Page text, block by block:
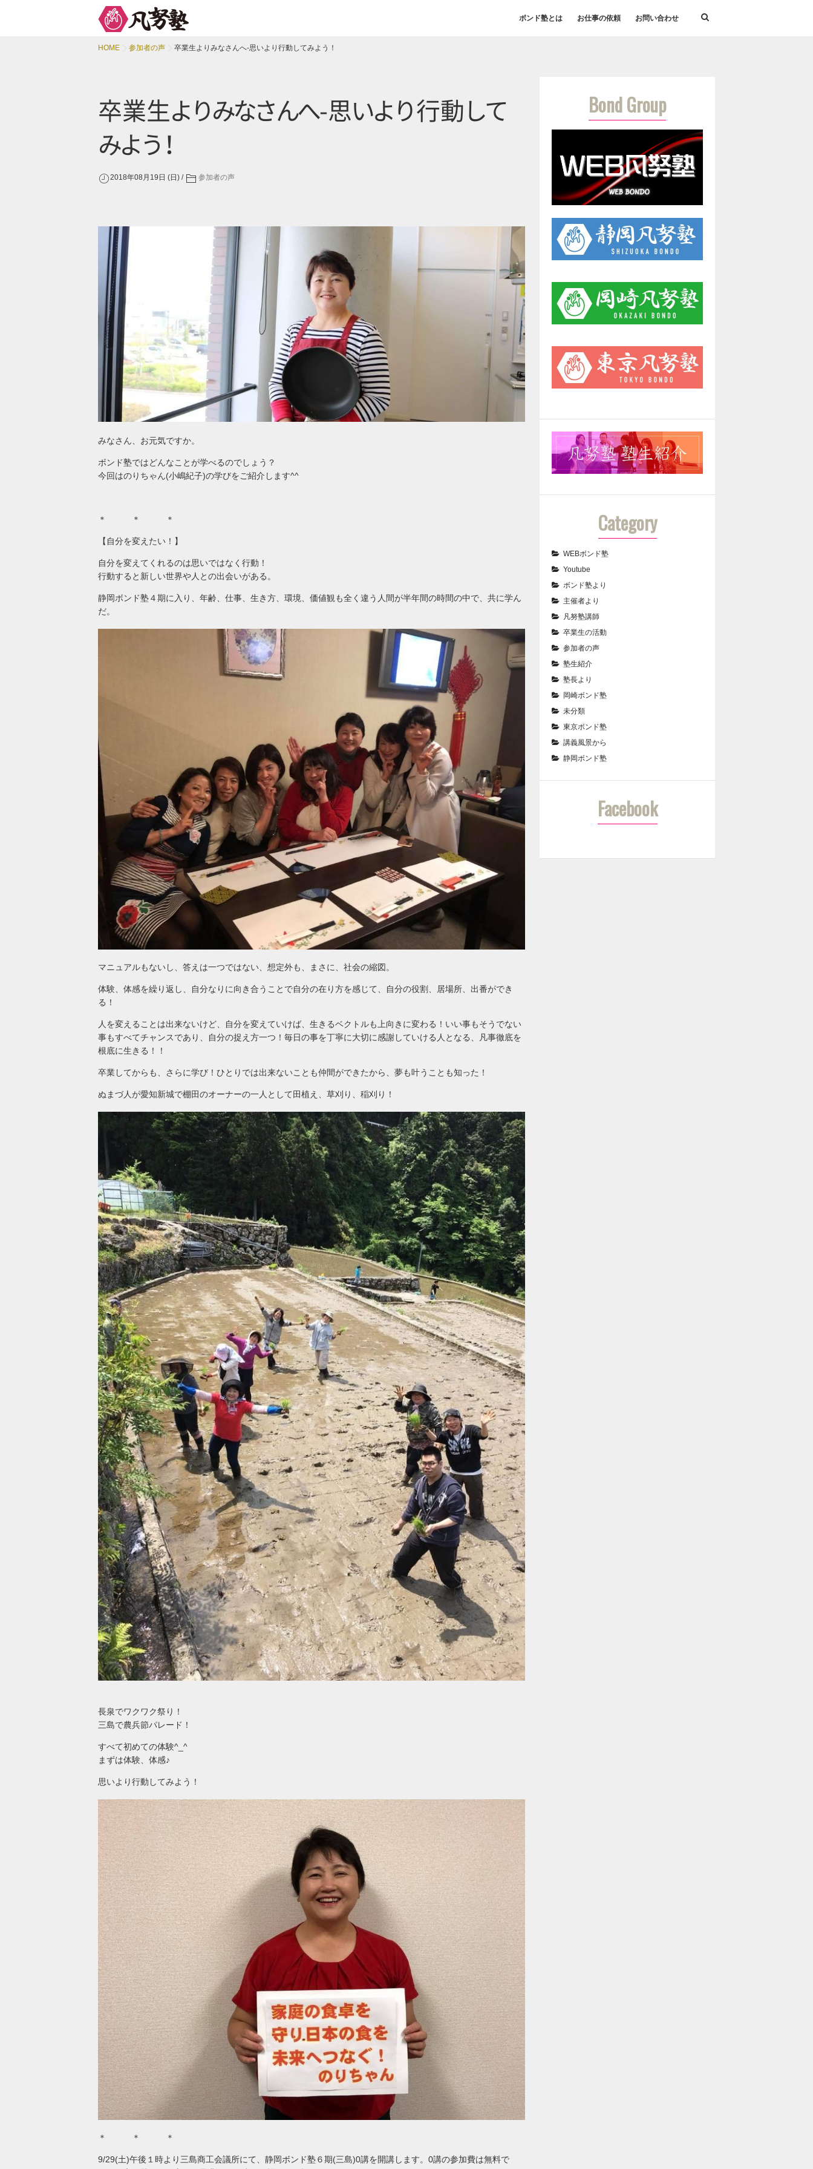
ボンド塾とは お仕事の依頼 お問い合わせ
HOME 参加者の声 卒業生よりみなさんへ-思いより行動してみよう！
卒業生よ りみなさんへ-思いよ り行動して
みよ う！
2018年08月19日 (日) 参加者の声
みなさん、お元気ですか。
ボンド塾ではどんなことが学べるのでしょう？
今回はのりちゃん(小嶋紀子)の学びをご紹介します^^
＊ ＊ ＊
【自分を変えたい！】
自分を変えてくれるのは思いではなく行動！
行動すると新しい世界や人との出会いがある。
静岡ボンド塾４期に入り、年齢、仕事、生き方、環境、価値観も全く違う人間が半年間の時間の中で、共に学ん
だ。
マニュアルもないし、答えは一つではない、想定外も、まさに、社会の縮図。
体験、体感を繰り返し、自分なりに向き合うことで自分の在り方を感じて、自分の役割、居場所、出番ができ
る！
人を変えることは出来ないけど、自分を変えていけば、生きるベクトルも上向きに変わる！いい事もそうでない
事もすべてチャンスであり、自分の捉え方一つ！毎日の事を丁寧に大切に感謝していける人となる、凡事徹底を
根底に生きる！！
卒業してからも、さらに学び！ひとりでは出来ないことも仲間ができたから、夢も叶うことも知った！
ぬまづ人が愛知新城で棚田のオーナーの一人として田植え、草刈り、稲刈り！
長泉でワクワク祭り！
三島で農兵節パレード！
すべて初めての体験^_^
まずは体験、体感♪
思いより行動してみよう！
＊ ＊ ＊
9/29(土)午後１時より三島商工会議所にて、静岡ボンド塾６期(三島)0講を開講します。0講の参加費は無料で
Bond Group
Category
WEBボンド塾
Youtube
ボンド塾より
主催者より
凡努塾講師
卒業生の活動
参加者の声
塾生紹介
塾長より
岡崎ボンド塾
未分類
東京ボンド塾
講義風景から
静岡ボンド塾
Facebook